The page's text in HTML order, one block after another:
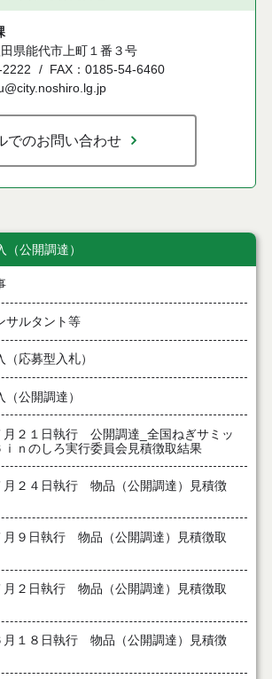
県能代市上町１番３号
FAX：0185-54-6460
でのお問い合わせ
公開調達）
ルタント等
応募型入札）
公開調達）
月２１日執行 公開調達_全国ねぎサミッ
ｉｎのしろ実行委員会見積徴取結果
月２４日執行 物品（公開調達）見積徴
月９日執行 物品（公開調達）見積徴取
月２日執行 物品（公開調達）見積徴取
月１８日執行 物品（公開調達）見積徴